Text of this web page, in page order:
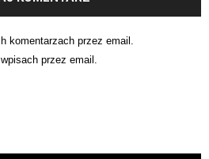
komentarzach przez email.
przez email.